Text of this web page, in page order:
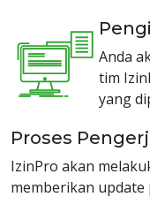
Anda
tim
yang
Proses
IzinPro akan
memberikan update